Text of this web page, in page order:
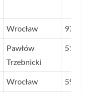
Wrocław 97
Pawłów
Trzebnicki
51
Wrocław 59